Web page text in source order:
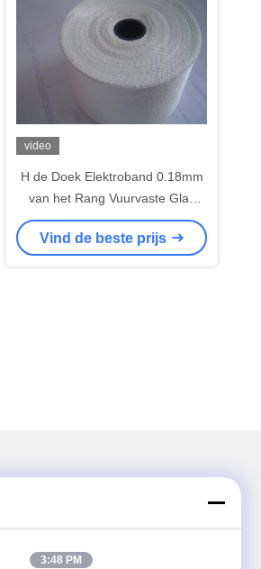
video
H de Doek Elektroband 0.18mm
van het Rang Vuurvaste Glas
25mm Duidelijk Weefsel
Vind de beste prijs
voor kortingen en
3:48 PM